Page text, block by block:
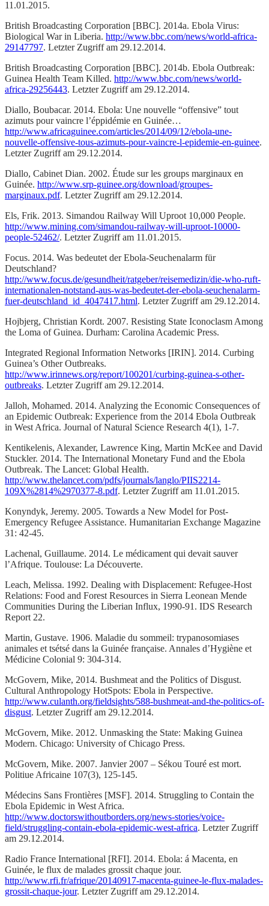
11.01.2015.
British Broadcasting Corporation [BBC]. 2014a. Ebola Virus:
Biological War in Liberia. http://www.bbc.com/news/world-africa-
29147797. Letzter Zugriff am 29.12.2014.
British Broadcasting Corporation [BBC]. 2014b. Ebola Outbreak:
Guinea Health Team Killed. http://www.bbc.com/news/world-
africa-29256443. Letzter Zugriff am 29.12.2014.
Diallo, Boubacar. 2014. Ebola: Une nouvelle “offensive” tout
azimuts pour vaincre l’éppidémie en Guinée…
http://www.africaguinee.com/articles/2014/09/12/ebola-une-
nouvelle-offensive-tous-azimuts-pour-vaincre-l-epidemie-en-guinee.
Letzter Zugriff am 29.12.2014.
Diallo, Cabinet Dian. 2002. Étude sur les groups marginaux en
Guinée. http://www.srp-guinee.org/download/groupes-
marginaux.pdf. Letzter Zugriff am 29.12.2014.
Els, Frik. 2013. Simandou Railway Will Uproot 10,000 People.
http://www.mining.com/simandou-railway-will-uproot-10000-
people-52462/. Letzter Zugriff am 11.01.2015.
Focus. 2014. Was bedeutet der Ebola-Seuchenalarm für
Deutschland?
http://www.focus.de/gesundheit/ratgeber/reisemedizin/die-who-ruft-
internationalen-notstand-aus-was-bedeutet-der-ebola-seuchenalarm-
fuer-deutschland_id_4047417.html. Letzter Zugriff am 29.12.2014.
Hojbjerg, Christian Kordt. 2007. Resisting State Iconoclasm Among
the Loma of Guinea. Durham: Carolina Academic Press.
Integrated Regional Information Networks [IRIN]. 2014. Curbing
Guinea’s Other Outbreaks.
http://www.irinnews.org/report/100201/curbing-guinea-s-other-
outbreaks. Letzter Zugriff am 29.12.2014.
Jalloh, Mohamed. 2014. Analyzing the Economic Consequences of
an Epidemic Outbreak: Experience from the 2014 Ebola Outbreak
in West Africa. Journal of Natural Science Research 4(1), 1-7.
Kentikelenis, Alexander, Lawrence King, Martin McKee and David
Stuckler. 2014. The International Monetary Fund and the Ebola
Outbreak. The Lancet: Global Health.
http://www.thelancet.com/pdfs/journals/langlo/PIIS2214-
109X%2814%2970377-8.pdf. Letzter Zugriff am 11.01.2015.
Konyndyk, Jeremy. 2005. Towards a New Model for Post-
Emergency Refugee Assistance. Humanitarian Exchange Magazine
31: 42-45.
Lachenal, Guillaume. 2014. Le médicament qui devait sauver
l’Afrique. Toulouse: La Découverte.
Leach, Melissa. 1992. Dealing with Displacement: Refugee-Host
Relations: Food and Forest Resources in Sierra Leonean Mende
Communities During the Liberian Influx, 1990-91. IDS Research
Report 22.
Martin, Gustave. 1906. Maladie du sommeil: trypanosomiases
animales et tsétsé dans la Guinée française. Annales d’Hygiène et
Médicine Colonial 9: 304-314.
McGovern, Mike, 2014. Bushmeat and the Politics of Disgust.
Cultural Anthropology HotSpots: Ebola in Perspective.
http://www.culanth.org/fieldsights/588-bushmeat-and-the-politics-of-
disgust. Letzter Zugriff am 29.12.2014.
McGovern, Mike. 2012. Unmasking the State: Making Guinea
Modern. Chicago: University of Chicago Press.
McGovern, Mike. 2007. Janvier 2007 – Sékou Touré est mort.
Politiue Africaine 107(3), 125-145.
Médecins Sans Frontières [MSF]. 2014. Struggling to Contain the
Ebola Epidemic in West Africa.
http://www.doctorswithoutborders.org/news-stories/voice-
field/struggling-contain-ebola-epidemic-west-africa. Letzter Zugriff
am 29.12.2014.
Radio France International [RFI]. 2014. Ebola: á Macenta, en
Guinée, le flux de malades grossit chaque jour.
http://www.rfi.fr/afrique/20140917-macenta-guinee-le-flux-malades-
grossit-chaque-jour. Letzter Zugriff am 29.12.2014.